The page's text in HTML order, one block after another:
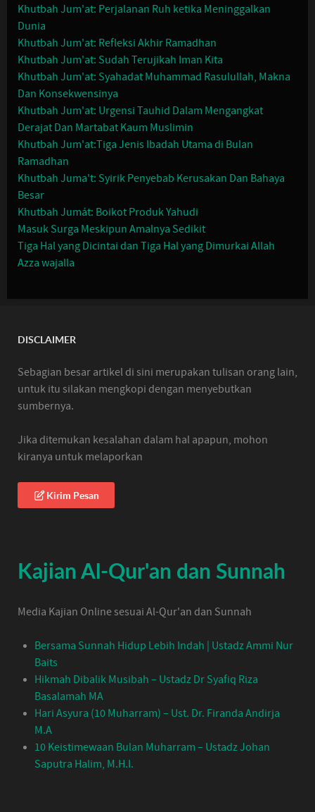
Khutbah Jum'at: Perjalanan Ruh ketika Meninggalkan
Dunia
Khutbah Jum'at: Refleksi Akhir Ramadhan
Khutbah Jum'at: Sudah Terujikah Iman Kita
Khutbah Jum'at: Syahadat Muhammad Rasulullah, Makna
Dan Konsekwensinya
Khutbah Jum'at: Urgensi Tauhid Dalam Mengangkat
Derajat Dan Martabat Kaum Muslimin
Khutbah Jum'at:Tiga Jenis Ibadah Utama di Bulan
Ramadhan
Khutbah Juma't: Syirik Penyebab Kerusakan Dan Bahaya
Besar
Khutbah Jumát: Boikot Produk Yahudi
Masuk Surga Meskipun Amalnya Sedikit
Tiga Hal yang Dicintai dan Tiga Hal yang Dimurkai Allah
Azza wajalla
DISCLAIMER
Sebagian besar artikel di sini merupakan tulisan orang lain,
untuk itu silakan mengkopi dengan menyebutkan
sumbernya.
Jika ditemukan kesalahan dalam hal apapun, mohon
kiranya untuk melaporkan
Kirim Pesan
Kajian Al-Qur'an dan Sunnah
Media Kajian Online sesuai Al-Qur'an dan Sunnah
Bersama Sunnah Hidup Lebih Indah | Ustadz Ammi Nur
Baits
Hikmah Dibalik Musibah – Ustadz Dr Syafiq Riza
Basalamah MA
Hari Asyura (10 Muharram) – Ust. Dr. Firanda Andirja
M.A
10 Keistimewaan Bulan Muharram – Ustadz Johan
Saputra Halim, M.H.I.